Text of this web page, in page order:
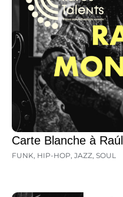
Carte Blanche à
FUNK, HIP-HOP, JAZZ, SOUL